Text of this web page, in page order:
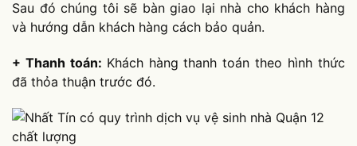
Sau đó chúng tôi sẽ bàn giao lại nhà cho khách hàng
và hướng dẫn khách hàng cách bảo quản.
+ Thanh toán: Khách hàng thanh toán theo hình thức
đã thỏa thuận trước đó.